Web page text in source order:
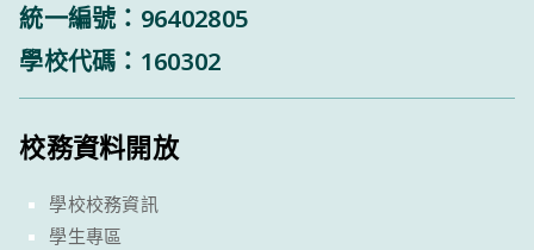
統一編號：96402805
學校代碼：160302
校務資料開放
學校校務資訊
學生專區